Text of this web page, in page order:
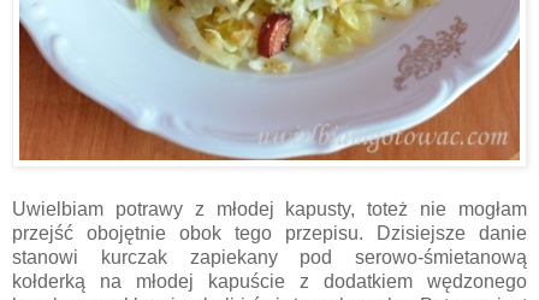
Uwielbiam potrawy z młodej kapusty, toteż nie mogłam
przejść obojętnie obok tego przepisu. Dzisiejsze danie
stanowi kurczak zapiekany pod serowo-śmietanową
kołderką na młodej kapuście z dodatkiem wędzonego